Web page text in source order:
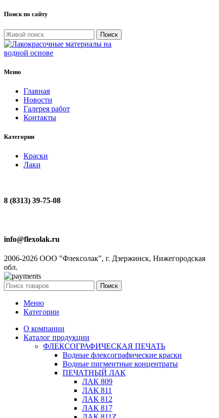
Поиск по сайту
Поиск
Меню
Главная
Новости
Галерея работ
Контакты
Категории
Краски
Лаки
8 (8313) 39-75-08
info@flexolak.ru
2006-2026 ООО "Флексолак", г. Дзержинск, Нижегородская
обл.
Поиск
Меню
Категории
О компании
Каталог продукции
ФЛЕКСОГРАФИЧЕСКАЯ ПЕЧАТЬ
Водные флексографические краски
Водные пигментные концентраты
ПЕЧАТНЫЙ ЛАК
ЛАК 809
ЛАК 811
ЛАК 812
ЛАК 817